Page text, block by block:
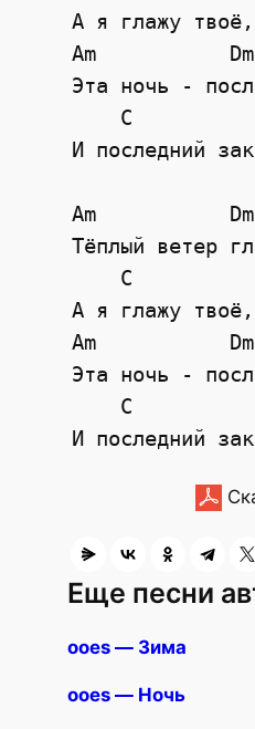
А я глажу
    Am           Dm
Эта ночь -
C
И последний
    Am           Dm
Тёплый ветер
C
А я глажу
    Am           Dm
Эта ночь -
C
Еще песни
ooes — Зима
ooes — Ночь